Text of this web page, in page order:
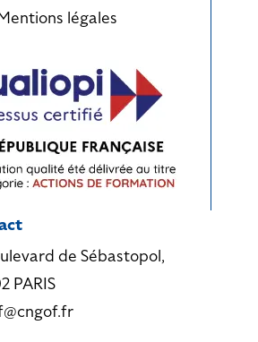
légales
de Sébastopol,
PARIS